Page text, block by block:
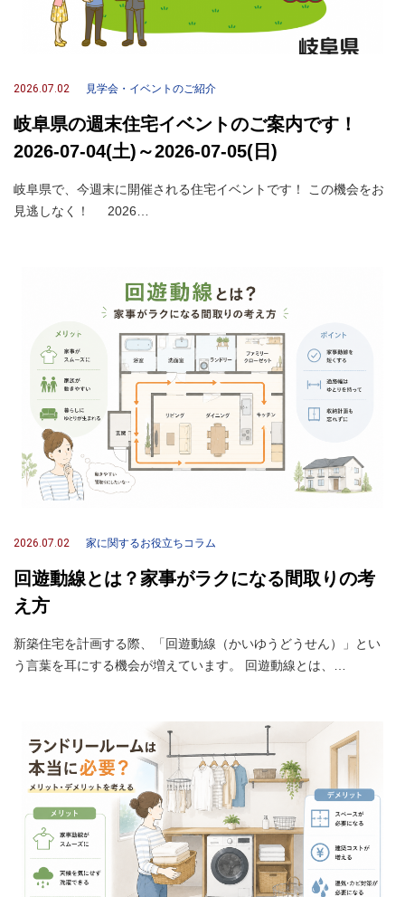
2026.07.02 見学会・イベントのご紹介
岐阜県の週末住宅イベントのご案内です！
2026-07-04(土)～2026-07-05(日)
岐阜県で、今週末に開催される住宅イベントです！ この機会をお
見逃しなく！ 2026…
2026.07.02 家に関するお役立ちコラム
回遊動線とは？家事がラクになる間取りの考
え方
新築住宅を計画する際、「回遊動線（かいゆうどうせん）」とい
う言葉を耳にする機会が増えています。 回遊動線とは、…